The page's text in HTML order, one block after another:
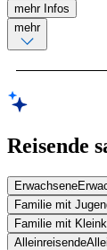
mehr Infos
mehr
Reisende
Erwachsene
Familie mit
Familie mit
Alleinreisende